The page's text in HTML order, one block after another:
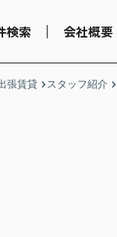
検索 会社概要
張賃貸 スタッフ紹介